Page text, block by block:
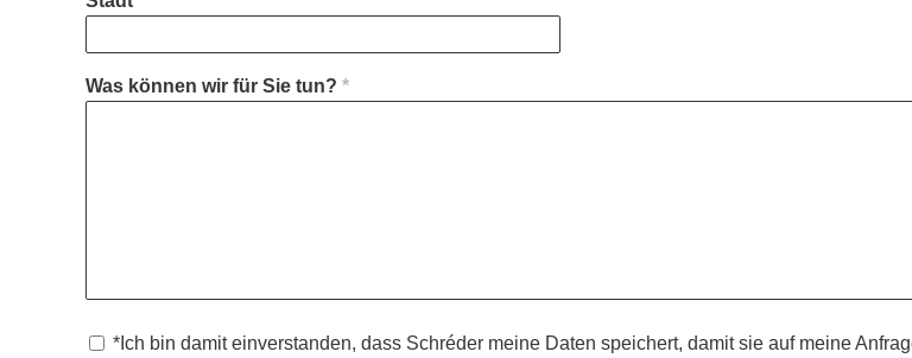
Was können wir für Sie tun?
*Ich bin damit einverstanden, dass Schréder meine Daten speichert, damit sie auf meine